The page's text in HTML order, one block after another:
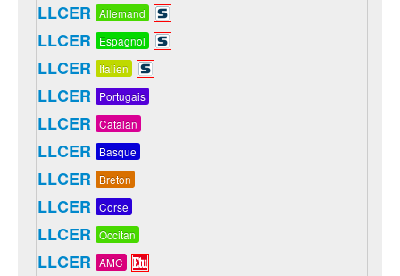
LLCER Allemand
LLCER Espagnol
LLCER Italien
LLCER Portugais
LLCER Catalan
LLCER Basque
LLCER Breton
LLCER Corse
LLCER Occitan
LLCER AMC